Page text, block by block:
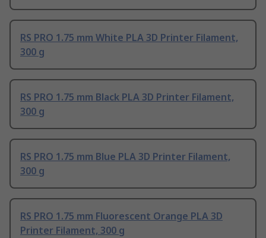
RS PRO 1.75 mm White PLA 3D Printer Filament,
300 g
RS PRO 1.75 mm Black PLA 3D Printer Filament,
300 g
RS PRO 1.75 mm Blue PLA 3D Printer Filament,
300 g
RS PRO 1.75 mm Fluorescent Orange PLA 3D
Printer Filament, 300 g